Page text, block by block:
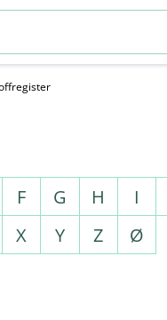
F G H I
X Y Z Ø